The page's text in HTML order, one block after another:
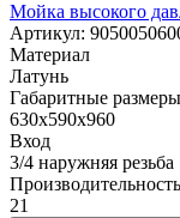
Мойка высокого
Артикул:
Материал
Латунь
Габаритные
630х590х960
Вход
3/4 наружняя резьба
21